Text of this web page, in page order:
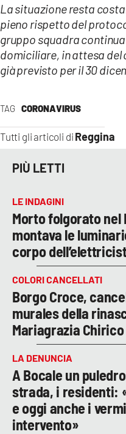
LACAPITALENEWS.IT
App
APPLE
TAG CORONAVIRUS
Tutti gli articoli di Reggina
La situazione resta
pieno rispetto del
gruppo squadra
domiciliare, in attesa
già previsto per il 30
PIÙ LETTI
LE INDAGINI
Morto folgorato nel
montava le
corpo
COLORI CANCELLATI
Borgo Croce,
murales della
Mariagrazia Chirico
LA DENUNCIA
A Bocale un
strada, i residenti:
e oggi anche i
intervento»